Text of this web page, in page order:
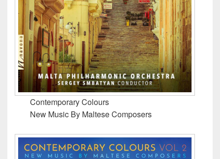
Contemporary Colours
New Music By Maltese Composers